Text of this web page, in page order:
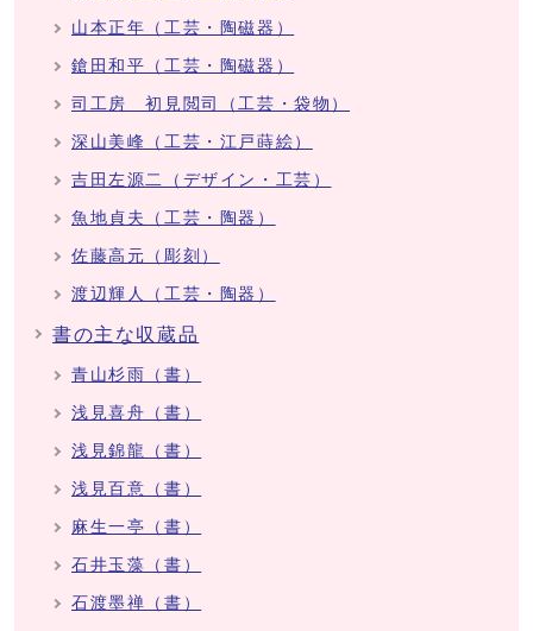
山本正年（工芸・陶磁器）
鎗田和平（工芸・陶磁器）
司工房 初見閲司（工芸・袋物）
深山美峰（工芸・江戸蒔絵）
吉田左源二（デザイン・工芸）
魚地貞夫（工芸・陶器）
佐藤高元（彫刻）
渡辺輝人（工芸・陶器）
書の主な収蔵品
青山杉雨（書）
浅見喜舟（書）
浅見錦龍（書）
浅見百意（書）
麻生一亭（書）
石井玉藻（書）
石渡墨禅（書）